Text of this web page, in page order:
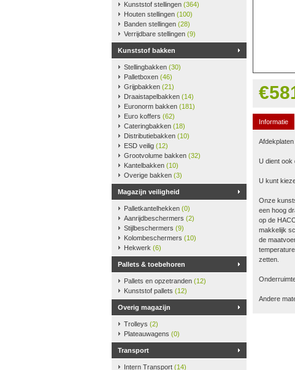
Kunststof stellingen (364)
Houten stellingen (100)
Banden stellingen (28)
Verrijdbare stellingen (9)
Kunststof bakken
Stellingbakken (30)
Palletboxen (46)
Grijpbakken (21)
Draaistapelbakken (14)
Euronorm bakken (181)
Euro koffers (62)
Cateringbakken (18)
Distributiebakken (10)
ESD veilig (12)
Grootvolume bakken (32)
Kantelbakken (10)
Overige bakken (3)
Magazijn veiligheid
Palletkantelhekken (0)
Aanrijdbeschermers (2)
Stijlbeschermers (9)
Kolombeschermers (10)
Hekwerk (6)
Pallets & toebehoren
Pallets en opzetranden (12)
Kunststof pallets (12)
Overig magazijn
Trolleys (2)
Plateauwagens (0)
Transport
Intern Transport (14)
Informatie
U dient ook
U kunt
Onze
een hoog
op de
makkelijk
de
zetten.
Andere